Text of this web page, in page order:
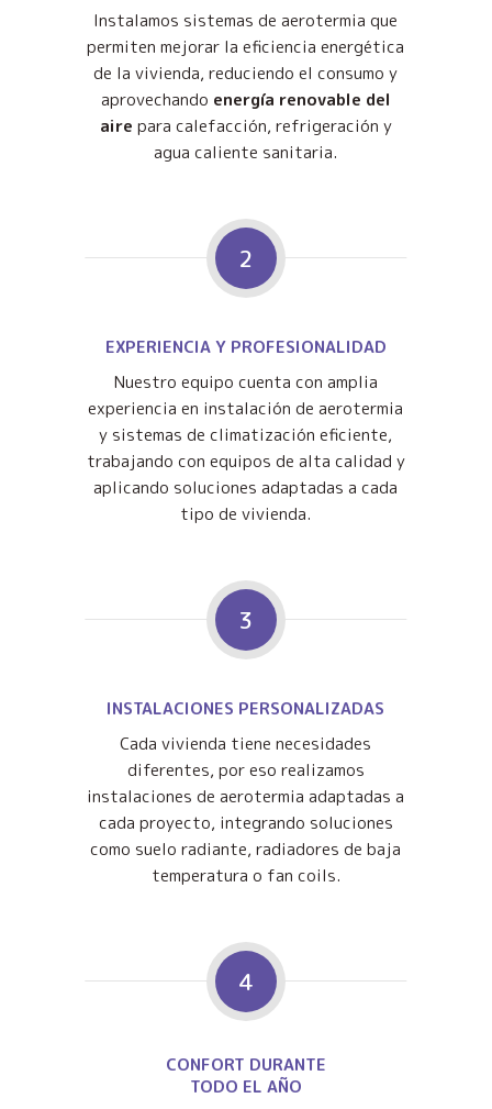
Instalamos sistemas de aerotermia que
permiten mejorar la eficiencia energética
de la vivienda, reduciendo el consumo y
aprovechando energía renovable del
aire para calefacción, refrigeración y
agua caliente sanitaria.
2
EXPERIENCIA Y PROFESIONALIDAD
Nuestro equipo cuenta con amplia
experiencia en instalación de aerotermia
y sistemas de climatización eficiente,
trabajando con equipos de alta calidad y
aplicando soluciones adaptadas a cada
tipo de vivienda.
3
INSTALACIONES PERSONALIZADAS
Cada vivienda tiene necesidades
diferentes, por eso realizamos
instalaciones de aerotermia adaptadas a
cada proyecto, integrando soluciones
como suelo radiante, radiadores de baja
temperatura o fan coils.
4
CONFORT DURANTE
TODO EL AÑO